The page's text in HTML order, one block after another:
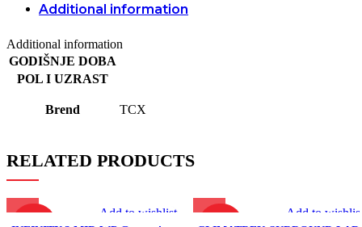
Additional information
Additional information
GODIŠNJE DOBA
POL I UZRAST
Brend TCX
RELATED PRODUCTS
Add to wishlist Add to